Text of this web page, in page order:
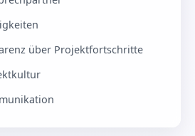
über Projektfortschritte